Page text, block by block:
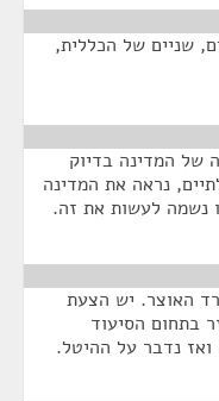
שניים של הכללית,
של המדינה בדיוק
נראה את המדינה
נשמה לעשות את זה.
האוצר. יש הצעת
בתחום הסיעוד
ואז נדבר על ההיטל.